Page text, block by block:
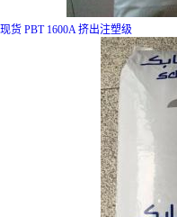
现货 PBT 1600A 挤出注塑级